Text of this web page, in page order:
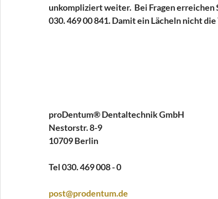
unkompliziert weiter.  Bei Fragen
030. 469 00 841. Damit ein Lächeln nicht
proDentum® Dentaltechnik GmbH
Nestorstr. 8-9
10709 Berlin
Tel 030. 469 008 - 0
post@prodentum.de